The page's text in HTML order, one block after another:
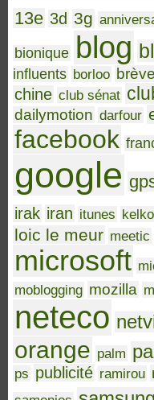
13e 3d 3g
bionique blog
influents borloo
chine club sénat
dailymotion darfour
facebook
google
irak iran itunes
loic le meur meetic
microsoft
moblogging mozilla
neteco
orange palm
ps publicité ramirou